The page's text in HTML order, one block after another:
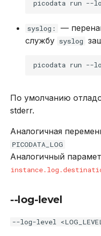
picodata run --
syslog:
—
службу syslog
picodata run --
По умолчанию
stderr.
Аналогичная
PICODATA_LOG
Аналогичный
--log-level
--log-level